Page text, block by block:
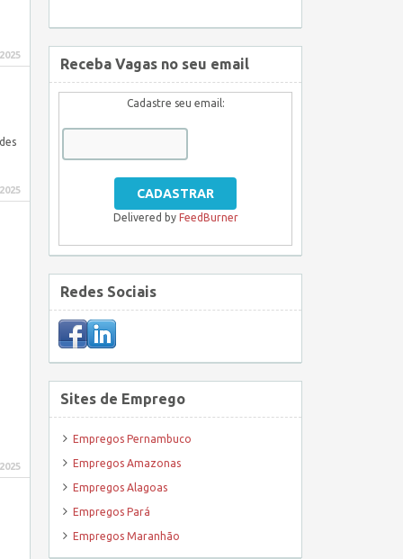
Receba Vagas no seu email
Cadastre seu email:
Delivered by FeedBurner
Redes Sociais
Sites de Emprego
Empregos Pernambuco
Empregos Amazonas
Empregos Alagoas
Empregos Pará
Empregos Maranhão